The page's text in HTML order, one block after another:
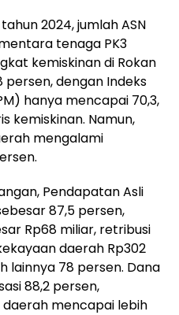
2024, jumlah ASN
tenaga PK3
kemiskinan di Rokan
persen, dengan Indeks
hanya mencapai 70,3,
kemiskinan. Namun,
mengalami
Pendapatan Asli
87,5 persen,
Rp68 miliar, retribusi
daerah Rp302
lainnya 78 persen. Dana
88,2 persen,
mencapai lebih